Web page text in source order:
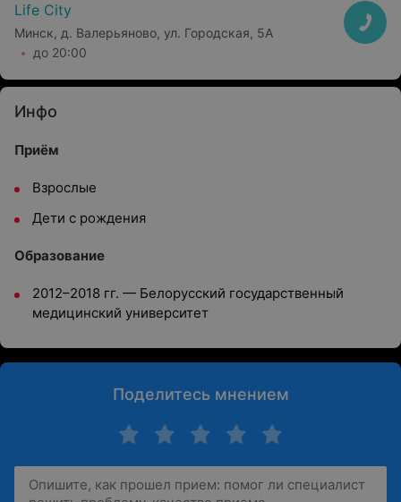
Life City
Минск, д. Валерьяново, ул. Городская, 5А
до 20:00
Инфо
Приём
Взрослые
Дети с рождения
Образование
2012–2018 гг. — Белорусский государственный
медицинский университет
Поделитесь мнением